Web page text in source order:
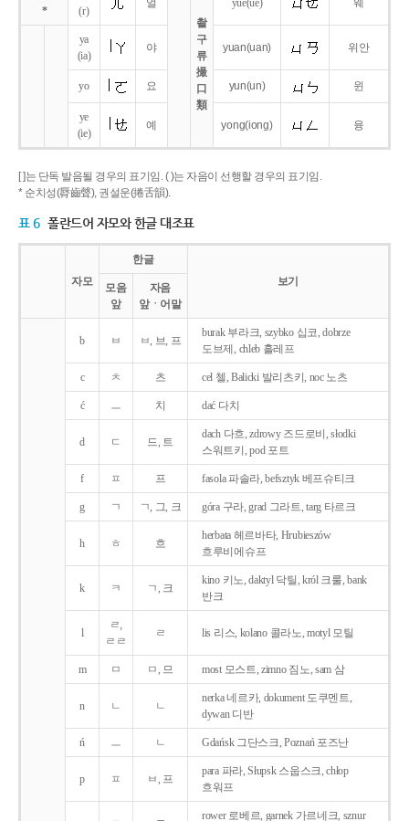
*
(r)
얼
촬
구
류
撮
口
類
yue(ue) 웨
ya
(ia)
야 yuan(uan) 위안
yo 요 yun(un) 윈
ye
(ie)
예 yong(iong) 융
[ ]는 단독 발음될 경우의 표기임. ( )는 자음이 선행할 경우의 표기임.
* 순치성(脣齒聲), 권설운(捲舌韻).
표 6 폴란드어 자모와 한글 대조표
자모
한글
보기
모음
앞
자음
앞ㆍ어말
b ㅂ ㅂ, 브, 프
burak 부라크, szybko 십코, dobrze
도브제, chleb 흘레프
c ㅊ 츠 cel 첼, Balicki 발리츠키, noc 노츠
ć ㅡ 치 dać 다치
d ㄷ 드, 트
dach 다흐, zdrowy 즈드로비, słodki
스워트키, pod 포트
f ㅍ 프 fasola 파솔라, befsztyk 베프슈티크
g ㄱ ㄱ, 그, 크 góra 구라, grad 그라트, targ 타르크
h ㅎ 흐
herbata 헤르바타, Hrubieszów
흐루비에슈프
k ㅋ ㄱ, 크
kino 키노, daktyl 닥틸, król 크룰, bank
반크
l
ㄹ,
ㄹㄹ
ㄹ lis 리스, kolano 콜라노, motyl 모틸
m ㅁ ㅁ, 므 most 모스트, zimno 짐노, sam 삼
n ㄴ ㄴ
nerka 네르카, dokument 도쿠멘트,
dywan 디반
ń ㅡ ㄴ Gdańsk 그단스크, Poznań 포즈난
p ㅍ ㅂ, 프
para 파라, Słupsk 스웁스크, chłop
흐워프
rower 로베르, garnek 가르네크, sznur